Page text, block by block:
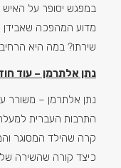
במפגש יסופר על האיש
מדוע המהפכה שאבידן
שירתו? במה היא
נתן אלתרמן – עוד
נתן אלתרמן – משורר
התרבות העברית
קרה שהילד המסוגר
כיצד קורה שהשירה